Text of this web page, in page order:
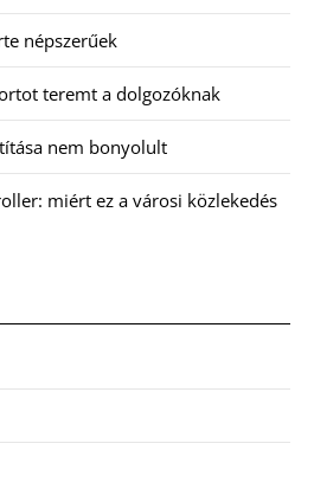
népszerűek
teremt a dolgozóknak
nem bonyolult
miért ez a városi közlekedés